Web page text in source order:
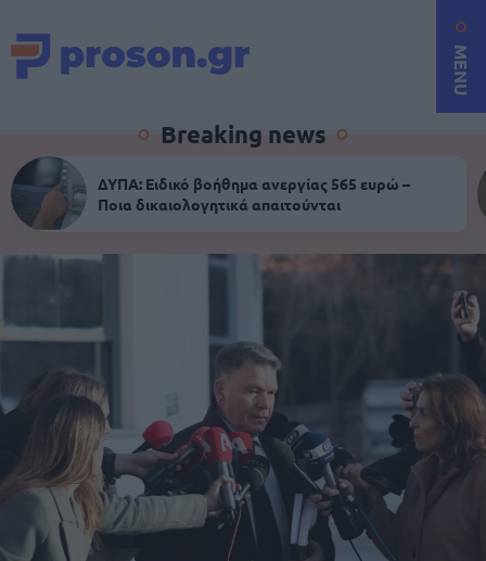
MENU
Breaking news
ΔΥΠΑ: Ειδικό βοήθημα ανεργίας 565 ευρώ –
Ποια δικαιολογητικά απαιτούνται